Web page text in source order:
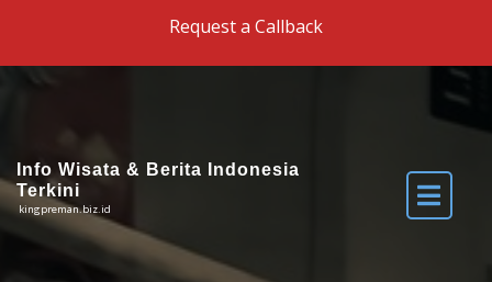
Request a Callback
Info Wisata & Berita Indonesia
Terkini
kingpreman.biz.id